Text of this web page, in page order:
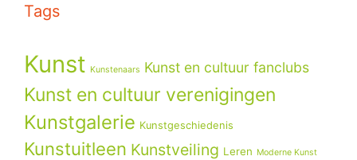
Tags
Kunst Kunstenaars Kunst en cultuur fanclubs
Kunst en cultuur verenigingen
Kunstgalerie Kunstgeschiedenis
Kunstuitleen Kunstveiling Leren Moderne Kunst